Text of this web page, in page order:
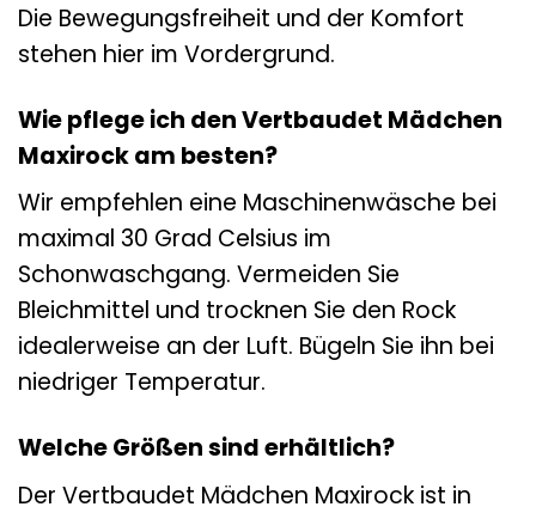
Die Bewegungsfreiheit und der Komfort
stehen hier im Vordergrund.
Wie pflege ich den Vertbaudet Mädchen
Maxirock am besten?
Wir empfehlen eine Maschinenwäsche bei
maximal 30 Grad Celsius im
Schonwaschgang. Vermeiden Sie
Bleichmittel und trocknen Sie den Rock
idealerweise an der Luft. Bügeln Sie ihn bei
niedriger Temperatur.
Welche Größen sind erhältlich?
Der Vertbaudet Mädchen Maxirock ist in